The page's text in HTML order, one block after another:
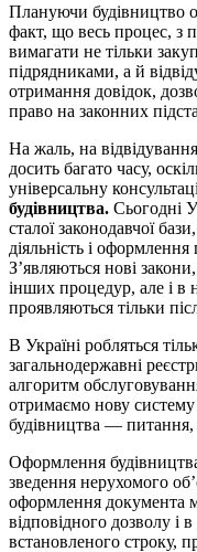
Плануючи будівництво
факт, що весь процес, з
вимагати не тільки
підрядниками, а й
отримання довідок,
право на законних
На жаль, на
досить багато часу,
універсальну
будівництва. Сьогодні
сталої законодавчої
діяльність і
З’являються нові
інших процедур, але і в
проявляються тільки
В Україні робляться
загальнодержавні
алгоритм
отримаємо нову
будівництва — питання,
Оформлення
зведення нерухомого
оформлення документа
відповідного дозволу і
встановленого строку,